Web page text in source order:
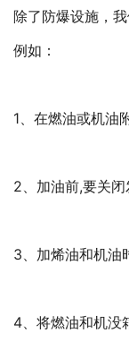
除了防爆设施，
例如：
1、在燃油或机油
2、加油前,要关闭
3、加烯油和机油
4、将燃油和机没